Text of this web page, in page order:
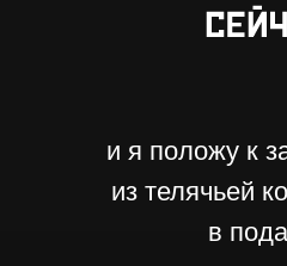
и я положу к
из телячьей
в